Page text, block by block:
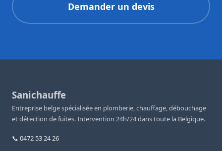
Demander un devis
Sanichauffe
Entreprise belge spécialisée en plomberie, chauffage, débouchage
et détection de fuites. Intervention 24h/24 dans toute la Belgique.
📞 0472 53 24 26